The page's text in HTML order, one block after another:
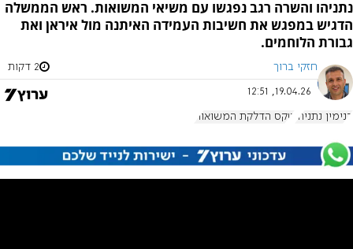
נתניהו והשרה רגב נפגשו עם משיאי המשואות. ראש הממשלה
הדגיש במפגש את חשיבות העמידה האיתנה מול איראן ואת
גבורת הלוחמים.
חזקי ברוך 2 דקות
19.04.26, 12:51
בנימין נתניהו טקס הדלקת המשואות